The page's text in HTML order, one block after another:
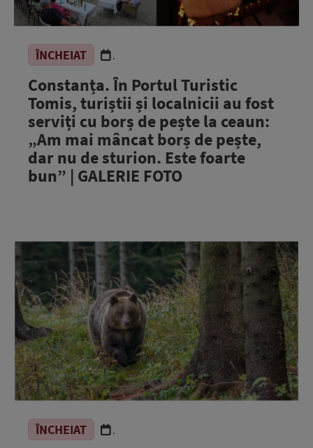
ÎNCHEIAT .
Constanța. În Portul Turistic
Tomis, turiștii și localnicii au fost
serviți cu borș de pește la ceaun:
„Am mai mâncat borș de pește,
dar nu de sturion. Este foarte
bun” | GALERIE FOTO
ÎNCHEIAT .